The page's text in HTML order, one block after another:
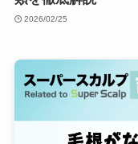
2026/02/25